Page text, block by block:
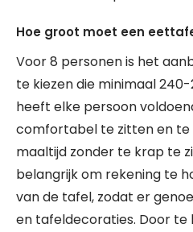
Hoe groot moet een
Voor 8 personen is het
te kiezen die minimaal
heeft elke persoon
comfortabel te zitten en te
maaltijd zonder te krap te
belangrijk om rekening te
van de tafel, zodat er
en tafeldecoraties. Door te